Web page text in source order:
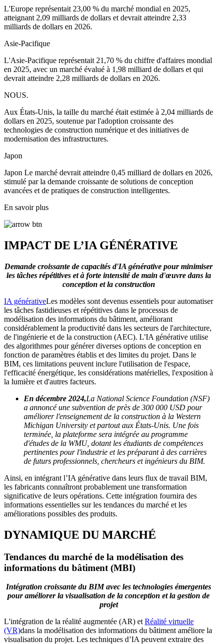
L'Europe représentait 23,00 % du marché mondial en 2025,
atteignant 2,09 milliards de dollars et devrait atteindre 2,33
milliards de dollars en 2026.
Asie-Pacifique
L'Asie-Pacifique représentait 21,70 % du chiffre d'affaires mondial
en 2025, avec un marché évalué à 1,98 milliard de dollars et qui
devrait atteindre 2,28 milliards de dollars en 2026.
NOUS.
Aux États-Unis, la taille du marché était estimée à 2,04 milliards de
dollars en 2025, soutenue par l'adoption croissante des
technologies de construction numérique et des initiatives de
modernisation des infrastructures.
Japon
Japon Le marché devrait atteindre 0,45 milliard de dollars en 2026,
stimulé par la demande croissante de solutions de conception
avancées et de pratiques de construction intelligentes.
En savoir plus
IMPACT DE L’IA GÉNÉRATIVE
Demande croissante de capacités d'IA générative pour minimiser
les tâches répétitives et à forte intensité de main d'œuvre dans la
conception et la construction
IA générativeLes modèles sont devenus essentiels pour automatiser
les tâches fastidieuses et répétitives dans le processus de
modélisation des informations du bâtiment, améliorant
considérablement la productivité dans les secteurs de l'architecture,
de l'ingénierie et de la construction (AEC). L'IA générative utilise
des algorithmes pour générer diverses options de conception en
fonction de paramètres établis et des limites du projet. Dans le
BIM, ces limitations peuvent inclure l'utilisation de l'espace,
l'efficacité énergétique, les considérations matérielles, l'exposition à
la lumière et d'autres facteurs.
En décembre 2024,La National Science Foundation (NSF)
a annoncé une subvention de près de 300 000 USD pour
améliorer l'enseignement de la construction à la Western
Michigan University et partout aux États-Unis. Une fois
terminée, la plateforme sera intégrée au programme
d'études de la WMU, dotant les étudiants de compétences
pertinentes pour l'industrie et les préparant à des carrières
de futurs professionnels, chercheurs et ingénieurs du BIM.
Ainsi, en intégrant l’IA générative dans leurs flux de travail BIM,
les fabricants connaîtront probablement une transformation
significative de leurs opérations. Cette intégration fournira des
informations essentielles sur les tendances du marché et les
améliorations possibles des produits.
DYNAMIQUE DU MARCHÉ
Tendances du marché de la modélisation des
informations du bâtiment (MBI)
Intégration croissante du BIM avec les technologies émergentes
pour améliorer la visualisation de la conception et la gestion de
projet
L'intégration de la réalité augmentée (AR) etRéalité virtuelle
(VR)dans la modélisation des informations du bâtiment améliore la
visualisation du projet. Les techniques d’IA peuvent extraire des